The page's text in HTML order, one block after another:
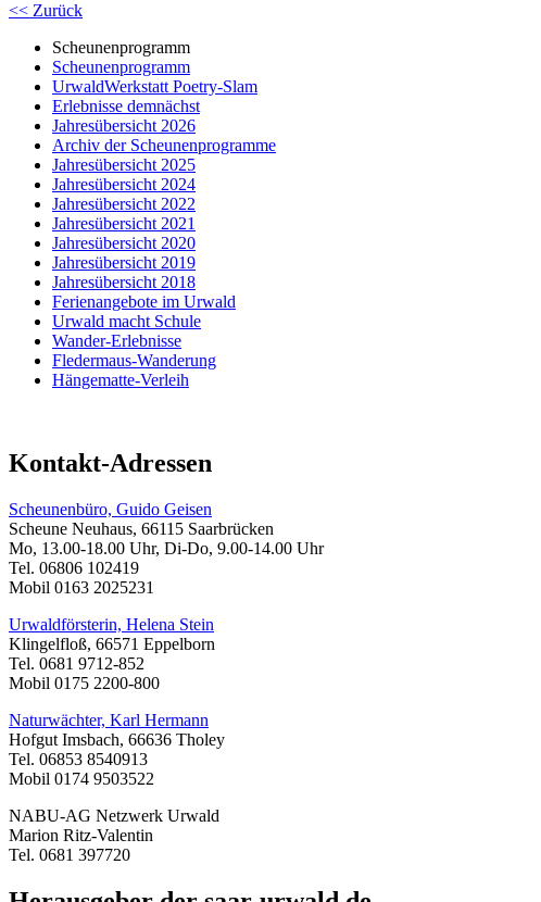
<< Zurück
Scheunenprogramm
Scheunenprogramm
UrwaldWerkstatt Poetry-Slam
Erlebnisse demnächst
Jahresübersicht 2026
Archiv der Scheunenprogramme
Jahresübersicht 2025
Jahresübersicht 2024
Jahresübersicht 2022
Jahresübersicht 2021
Jahresübersicht 2020
Jahresübersicht 2019
Jahresübersicht 2018
Ferienangebote im Urwald
Urwald macht Schule
Wander-Erlebnisse
Fledermaus-Wanderung
Hängematte-Verleih
Kontakt-Adressen
Scheunenbüro, Guido Geisen
Scheune Neuhaus, 66115 Saarbrücken
Mo, 13.00-18.00 Uhr, Di-Do, 9.00-14.00 Uhr
Tel. 06806 102419
Mobil 0163 2025231
Urwaldförsterin, Helena Stein
Klingelfloß, 66571 Eppelborn
Tel. 0681 9712-852
Mobil 0175 2200-800
Naturwächter, Karl Hermann
Hofgut Imsbach, 66636 Tholey
Tel. 06853 8540913
Mobil 0174 9503522
NABU-AG Netzwerk Urwald
Marion Ritz-Valentin
Tel. 0681 397720